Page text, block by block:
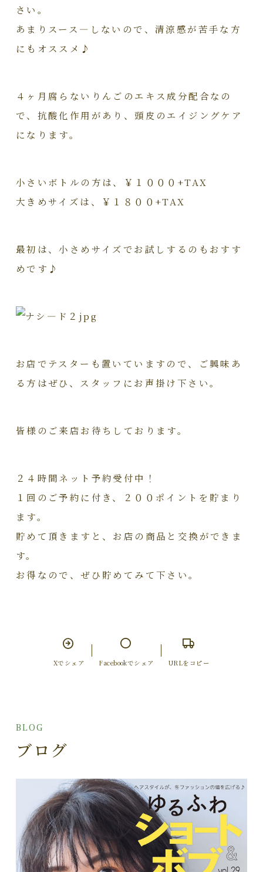
さい。
あまりスース―しないので、清涼感が苦手な方
にもオススメ♪
４ヶ月腐らないりんごのエキス成分配合なの
で、抗酸化作用があり、頭皮のエイジングケア
になります。
小さいボトルの方は、￥１０００+TAX
大きめサイズは、￥１８００+TAX
最初は、小さめサイズでお試しするのもおすす
めです♪
お店でテスターも置いていますので、ご興味あ
る方はぜひ、スタッフにお声掛け下さい。
皆様のご来店お待ちしております。
２４時間ネット予約受付中！
１回のご予約に付き、２００ポイントを貯まり
ます。
貯めて頂きますと、お店の商品と交換ができま
す。
お得なので、ぜひ貯めてみて下さい。
Xでシェア Facebookでシェア URLをコピー
BLOG
ブログ